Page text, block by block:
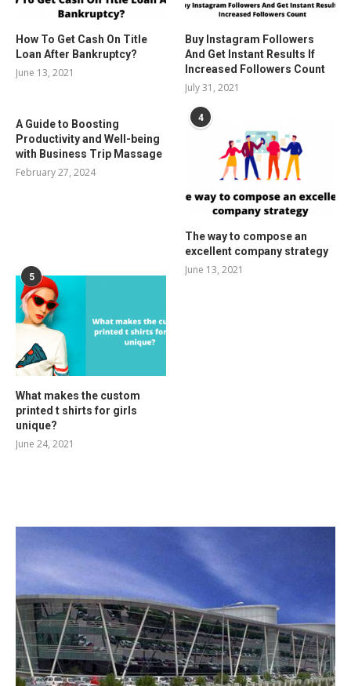
How To Get Cash On Title
Loan After Bankruptcy?
June 13, 2021
Buy Instagram Followers
And Get Instant Results If
Increased Followers Count
July 31, 2021
A Guide to Boosting
Productivity and Well-being
with Business Trip Massage
February 27, 2024
4
The way to compose an
excellent company strategy
June 13, 2021
5
What makes the custom
printed t shirts for girls
unique?
June 24, 2021